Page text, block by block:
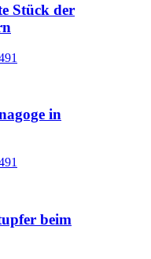
Stück der
in
beim